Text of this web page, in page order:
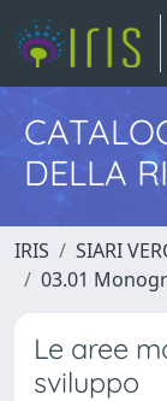
DELLA
IRIS SIARI
03.01
Le aree
sviluppo